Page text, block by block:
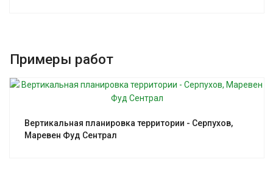
Примеры работ
Смотреть проект
Вертикальная планировка территории - Серпухов,
Маревен Фуд Сентрал